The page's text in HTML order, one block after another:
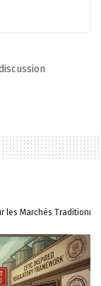
les Marchés